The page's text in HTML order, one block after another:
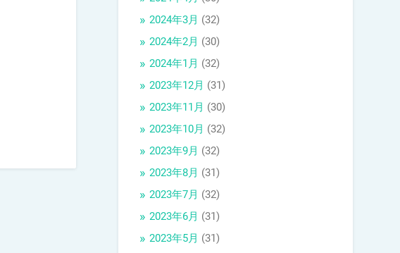
2024年3月 (32)
2024年2月 (30)
2024年1月 (32)
2023年12月 (31)
2023年11月 (30)
2023年10月 (32)
2023年9月 (32)
2023年8月 (31)
2023年7月 (32)
2023年6月 (31)
2023年5月 (31)